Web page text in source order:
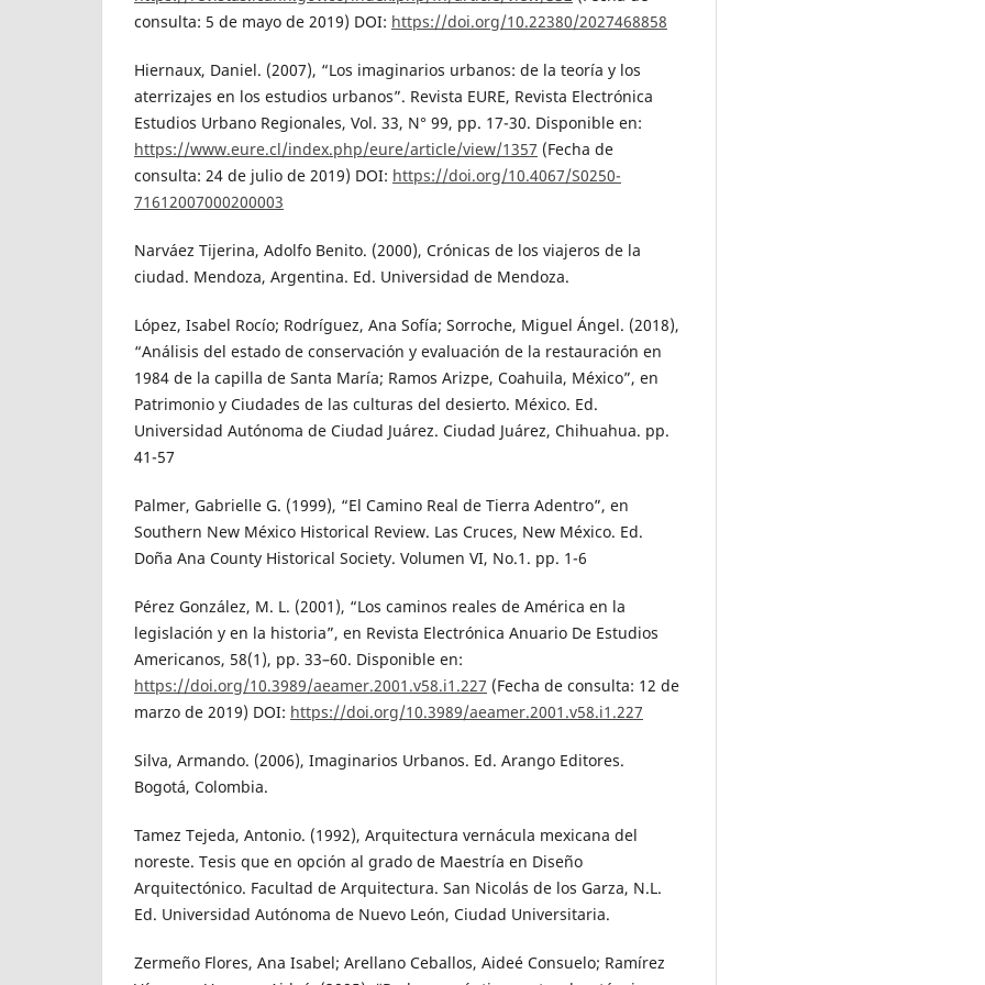
consulta: 5 de mayo de 2019) DOI: https://doi.org/10.22380/2027468858
Hiernaux, Daniel. (2007), “Los imaginarios urbanos: de la teoría y los
aterrizajes en los estudios urbanos”. Revista EURE, Revista Electrónica
Estudios Urbano Regionales, Vol. 33, N° 99, pp. 17-30. Disponible en:
https://www.eure.cl/index.php/eure/article/view/1357 (Fecha de
consulta: 24 de julio de 2019) DOI: https://doi.org/10.4067/S0250-
71612007000200003
Narváez Tijerina, Adolfo Benito. (2000), Crónicas de los viajeros de la
ciudad. Mendoza, Argentina. Ed. Universidad de Mendoza.
López, Isabel Rocío; Rodríguez, Ana Sofía; Sorroche, Miguel Ángel. (2018),
“Análisis del estado de conservación y evaluación de la restauración en
1984 de la capilla de Santa María; Ramos Arizpe, Coahuila, México”, en
Patrimonio y Ciudades de las culturas del desierto. México. Ed.
Universidad Autónoma de Ciudad Juárez. Ciudad Juárez, Chihuahua. pp.
41-57
Palmer, Gabrielle G. (1999), “El Camino Real de Tierra Adentro”, en
Southern New México Historical Review. Las Cruces, New México. Ed.
Doña Ana County Historical Society. Volumen VI, No.1. pp. 1-6
Pérez González, M. L. (2001), “Los caminos reales de América en la
legislación y en la historia”, en Revista Electrónica Anuario De Estudios
Americanos, 58(1), pp. 33–60. Disponible en:
https://doi.org/10.3989/aeamer.2001.v58.i1.227 (Fecha de consulta: 12 de
marzo de 2019) DOI: https://doi.org/10.3989/aeamer.2001.v58.i1.227
Silva, Armando. (2006), Imaginarios Urbanos. Ed. Arango Editores.
Bogotá, Colombia.
Tamez Tejeda, Antonio. (1992), Arquitectura vernácula mexicana del
noreste. Tesis que en opción al grado de Maestría en Diseño
Arquitectónico. Facultad de Arquitectura. San Nicolás de los Garza, N.L.
Ed. Universidad Autónoma de Nuevo León, Ciudad Universitaria.
Zermeño Flores, Ana Isabel; Arellano Ceballos, Aideé Consuelo; Ramírez